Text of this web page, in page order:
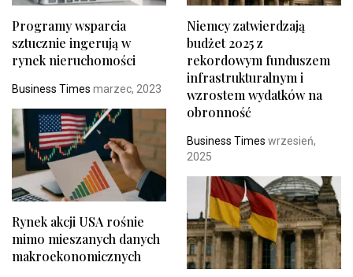
Programy wsparcia
sztucznie ingerują w
rynek nieruchomości
Business Times marzec, 2023
Niemcy zatwierdzają
budżet 2025 z
rekordowym funduszem
infrastrukturalnym i
wzrostem wydatków na
obronność
Business Times wrzesień,
2025
Rynek akcji USA rośnie
mimo mieszanych danych
makroekonomicznych